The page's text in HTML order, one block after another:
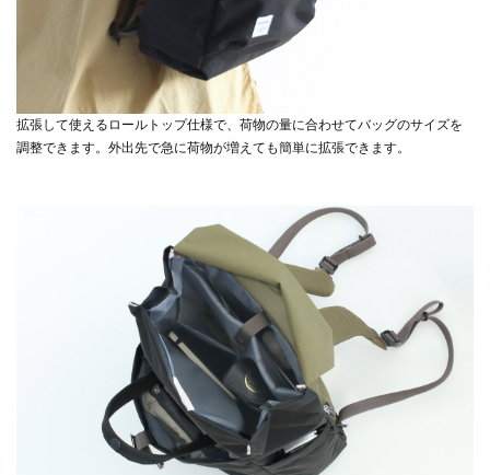
拡張して使えるロールトップ仕様で、荷物の量に合わせてバッグのサイズを
調整できます。外出先で急に荷物が増えても簡単に拡張できます。